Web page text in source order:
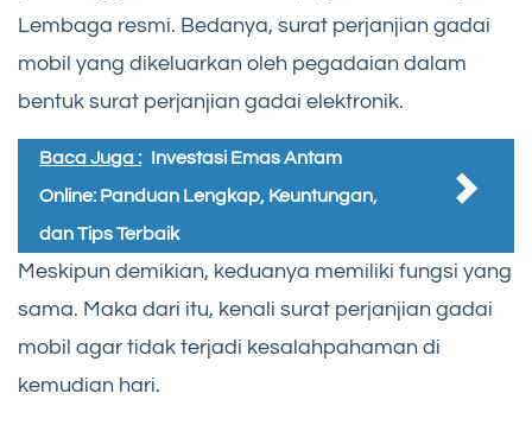
Lembaga resmi. Bedanya, surat perjanjian gadai
mobil yang dikeluarkan oleh pegadaian dalam
bentuk surat perjanjian gadai elektronik.
Baca Juga : Investasi Emas Antam
Online: Panduan Lengkap, Keuntungan,
dan Tips Terbaik
Meskipun demikian, keduanya memiliki fungsi yang
sama. Maka dari itu, kenali surat perjanjian gadai
mobil agar tidak terjadi kesalahpahaman di
kemudian hari.